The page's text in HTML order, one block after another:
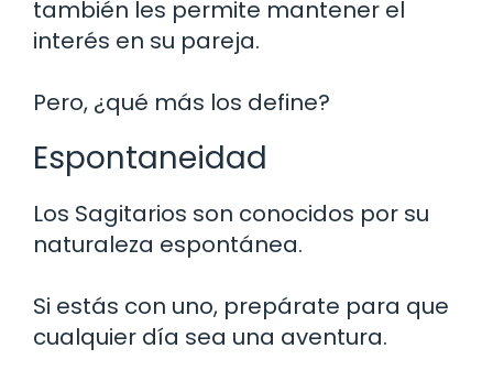
también les permite mantener el
interés en su pareja.
Pero, ¿qué más los define?
Espontaneidad
Los Sagitarios son conocidos por su
naturaleza espontánea.
Si estás con uno, prepárate para que
cualquier día sea una aventura.